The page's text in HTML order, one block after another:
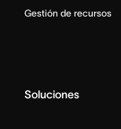
Gestión de recursos
Soluciones